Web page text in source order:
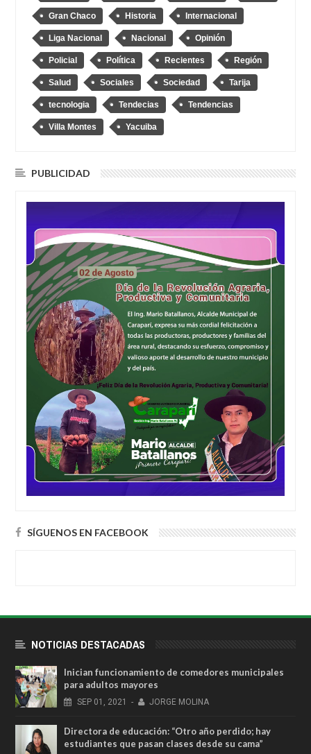
Gran Chaco Historia Internacional
Liga Nacional Nacional Opinión
Policial Política Recientes Región
Salud Sociales Sociedad Tarija
tecnologia Tendecias Tendencias
Villa Montes Yacuiba
PUBLICIDAD
SÍGUENOS EN FACEBOOK
NOTICIAS DESTACADAS
Inician funcionamiento de comedores municipales
para adultos mayores
SEP 01, 2021 - JORGE MOLINA
Directora de educación: “Otro año perdido; hay
estudiantes que pasan clases desde su cama”